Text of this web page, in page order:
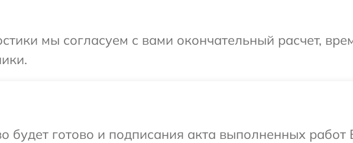
мы согласуем с вами окончательный расчет,
будет готово и подписания акта выполненных